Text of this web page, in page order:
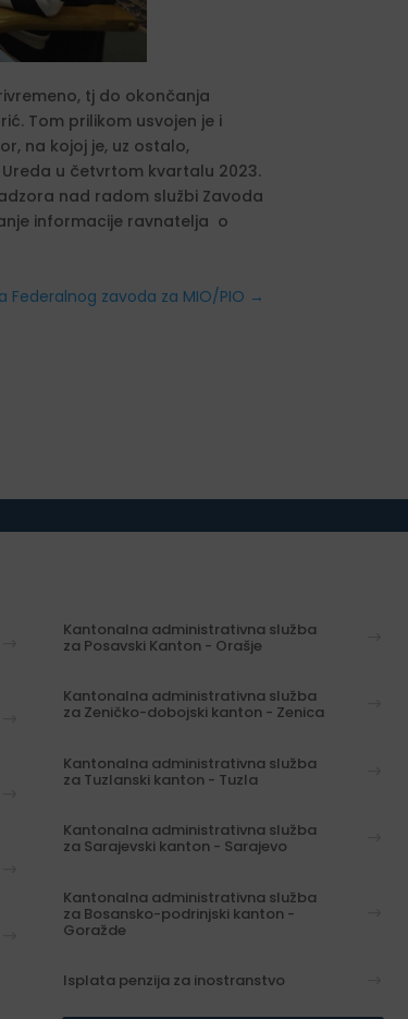
tj do okončanja
Tom prilikom usvojen je i
na kojoj je, uz ostalo,
u četvrtom kvartalu 2023.
nad radom službi Zavoda
informacije ravnatelja o
zavoda za MIO/PIO →
Kantonalna administrativna služba
za Posavski Kanton - Orašje
Kantonalna administrativna služba
za Zeničko-dobojski kanton - Zenica
Kantonalna administrativna služba
za Tuzlanski kanton - Tuzla
Kantonalna administrativna služba
za Sarajevski kanton - Sarajevo
Kantonalna administrativna služba
za Bosansko-podrinjski kanton -
Goražde
Isplata penzija za inostranstvo